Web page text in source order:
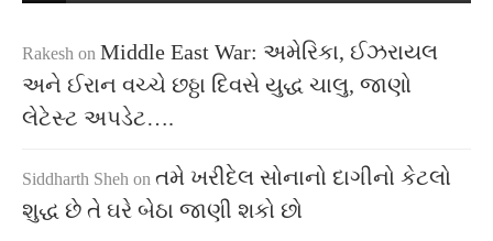
Rakesh on Middle East War: અમેરિકા, ઈઝરાયલ
અને ઈરાન વચ્ચે છઠ્ઠા દિવસે યુદ્ધ ચાલુ, જાણો
લેટેસ્ટ અપડેટ….
Siddharth Sheh on તમે ખરીદેલ સોનાનો દાગીનો કેટલો
શુદ્ધ છે તે ઘરે બેઠા જાણી શકો છો